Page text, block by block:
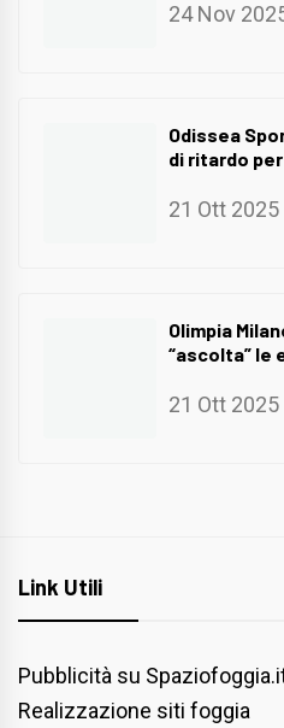
24 Nov
Odissea
di ritardo
21 Ott 2025
Olimpia
“ascolta” le
21 Ott 2025
Link Utili
Pubblicità su
Realizzazione siti foggia